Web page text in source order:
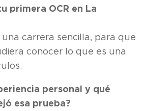
primera OCR en La
carrera sencilla, para que
conocer lo que es una
personal y qué
esa prueba?